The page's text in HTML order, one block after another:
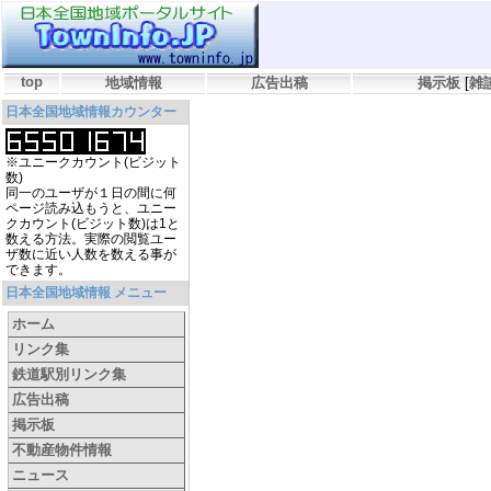
top 地域情報 広告出稿 掲示板 [雑
日本全国地域情報カウンター
※ユニークカウント(ビジット
数)
同一のユーザが１日の間に何
ページ読み込もうと、ユニー
クカウント(ビジット数)は1と
数える方法。実際の閲覧ユー
ザ数に近い人数を数える事が
できます。
日本全国地域情報 メニュー
ホーム
リンク集
鉄道駅別リンク集
広告出稿
掲示板
不動産物件情報
ニュース